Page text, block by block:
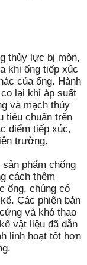
thủy lực bị mòn,
khi ống tiếp xúc
của ống. Hành
lại khi áp suất
và mạch thủy
tiêu chuẩn trên
điểm tiếp xúc,
trường.
phẩm chống
cách thêm
ống, chúng có
Các phiên bản
và khó thao
vật liệu đã dẫn
linh hoạt tốt hơn